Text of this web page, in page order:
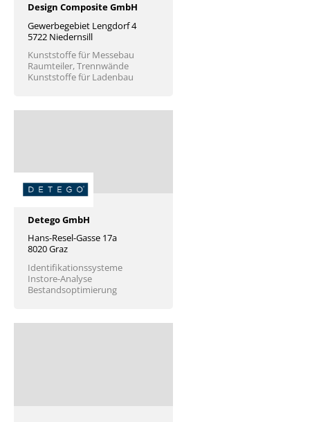
Design Composite GmbH
Gewerbegebiet Lengdorf 4
5722 Niedernsill
Kunststoffe für Messebau
Raumteiler, Trennwände
Kunststoffe für Ladenbau
Detego GmbH
Hans-Resel-Gasse 17a
8020 Graz
Identifikationssysteme
Instore-Analyse
Bestandsoptimierung